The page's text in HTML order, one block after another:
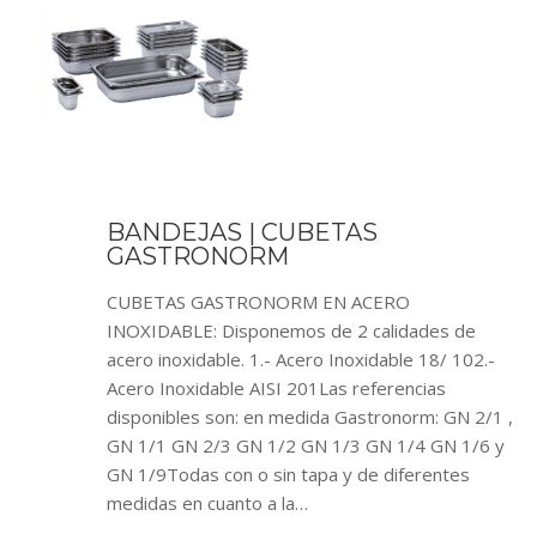
BANDEJAS | CUBETAS
GASTRONORM
CUBETAS GASTRONORM EN ACERO
INOXIDABLE: Disponemos de 2 calidades de
acero inoxidable. 1.- Acero Inoxidable 18/ 102.-
Acero Inoxidable AISI 201Las referencias
disponibles son: en medida Gastronorm: GN 2/1 ,
GN 1/1 GN 2/3 GN 1/2 GN 1/3 GN 1/4 GN 1/6 y
GN 1/9Todas con o sin tapa y de diferentes
medidas en cuanto a la…